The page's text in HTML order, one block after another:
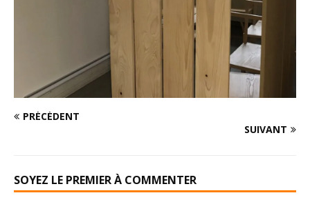
PRÉCÉDENT
SUIVANT
SOYEZ LE PREMIER À COMMENTER